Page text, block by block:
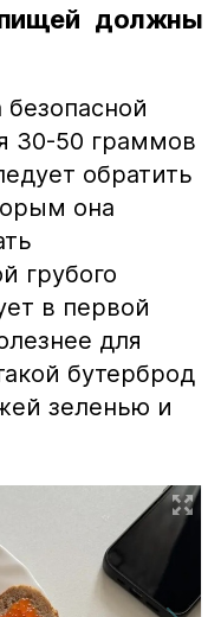
должны
30-50 граммов
обратить
она
грубого
в первой
для
бутерброд
зеленью и